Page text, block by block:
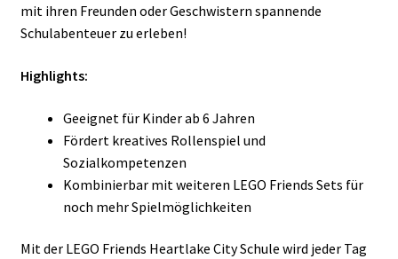
mit ihren Freunden oder Geschwistern spannende
Schulabenteuer zu erleben!
Highlights:
Geeignet für Kinder ab 6 Jahren
Fördert kreatives Rollenspiel und
Sozialkompetenzen
Kombinierbar mit weiteren LEGO Friends Sets für
noch mehr Spielmöglichkeiten
Mit der LEGO Friends Heartlake City Schule wird jeder Tag